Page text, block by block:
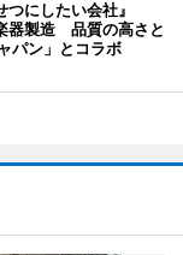
にしたい会社』
器製造 品質の高さと
パン」とコラボ